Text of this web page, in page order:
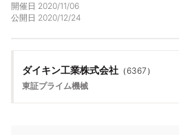
開催日 2020/11/06
公開日 2020/12/24
ダイキン工業株式会社 （6367 ）
東証プライム機械